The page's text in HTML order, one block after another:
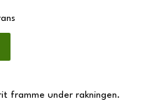
framme under rakningen.